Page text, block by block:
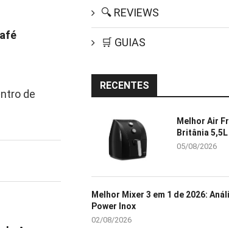
de
🔍 REVIEWS
🛒 GUIAS
RECENTES
Melhor Air
Britânia
05/08/2026
Melhor Mixer 3 em 1 de 2026:
Power Inox
02/08/2026